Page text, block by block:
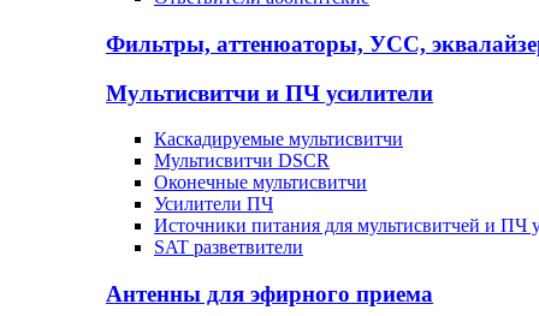
Фильтры, аттенюаторы, УСС,
Мультисвитчи и ПЧ усилители
Каскадируемые мультисвитчи
Мультисвитчи DSCR
Оконечные мультисвитчи
Усилители ПЧ
Источники питания для мультисвитчей и ПЧ
SAT разветвители
Антенны для эфирного приема